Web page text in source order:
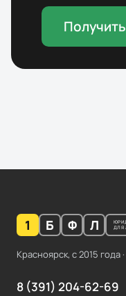
1 Б Ф Л
ДЛЯ
Красноярск, с2015 года ·
8 (391) 204-62-69